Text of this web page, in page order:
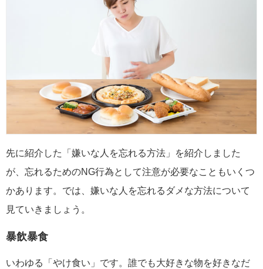
先に紹介した「嫌いな人を忘れる方法」を紹介しました
が、忘れるためのNG行為として注意が必要なこともいくつ
かあります。では、嫌いな人を忘れるダメな方法について
見ていきましょう。
暴飲暴食
いわゆる「やけ食い」です。誰でも大好きな物を好きなだ